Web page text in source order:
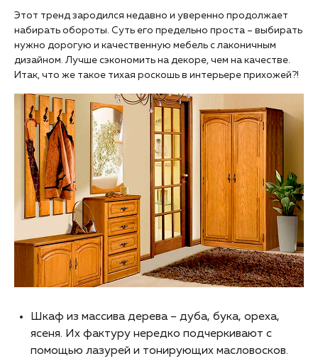
Этот тренд зародился недавно и уверенно продолжает
набирать обороты. Суть его предельно проста – выбирать
нужно дорогую и качественную мебель с лаконичным
дизайном. Лучше сэкономить на декоре, чем на качестве.
Итак, что же такое тихая роскошь в интерьере прихожей?!
Шкаф из массива дерева – дуба, бука, ореха,
ясеня. Их фактуру нередко подчеркивают с
помощью лазурей и тонирующих масловосков.